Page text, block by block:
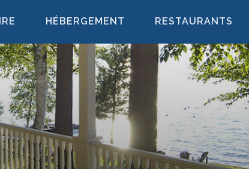
HÉBERGEMENT RESTAURANTS